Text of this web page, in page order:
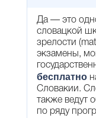
Да — это
словацкой
зрелости
экзамены,
бесплатно
Словакии.
также ведут
по ряду